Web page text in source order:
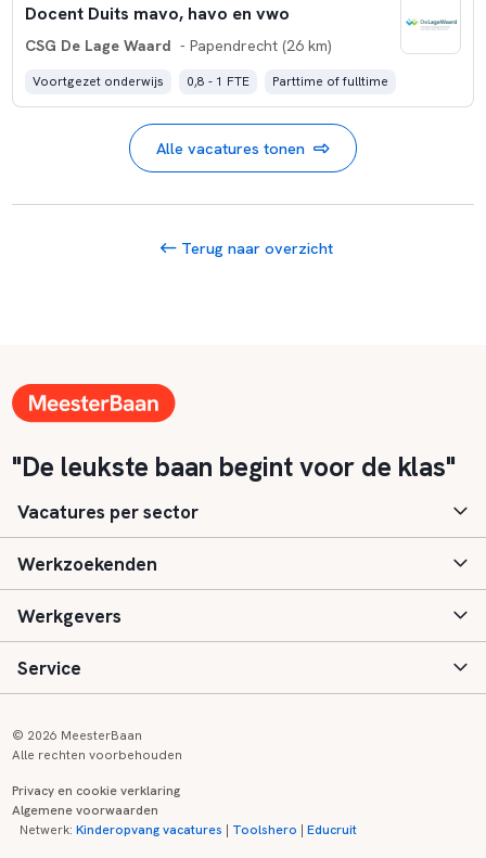
Docent Duits mavo, havo en vwo
CSG De Lage Waard - Papendrecht (26 km)
Voortgezet onderwijs 0,8 - 1 FTE Parttime of fulltime
Alle vacatures tonen
Terug naar overzicht
"De leukste baan begint voor de klas"
Vacatures per sector
Basisonderwijs
Speciaal (basis) onderwijs
Voortgezet onderwijs
Kinderopvang
Werkzoekenden
Aanmelden
Vacatures
Zij-instroom informatie
Werkgevers
Inloggen
Registreren
Service
Onderwijs links
© 2026 MeesterBaan
Alle rechten voorbehouden
Privacy en cookie verklaring
Algemene voorwaarden
Netwerk:Kinderopvang vacatures | Toolshero |Educruit